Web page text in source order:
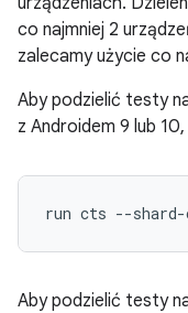
co najmniej 2
zalecamy użycie co
Aby podzielić testy
z Androidem 9 lub
run cts --shard-
Aby podzielić testy